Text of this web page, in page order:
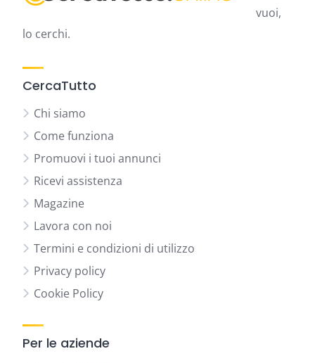
vuoi,
lo cerchi.
CercaTutto
Chi siamo
Come funziona
Promuovi i tuoi annunci
Ricevi assistenza
Magazine
Lavora con noi
Termini e condizioni di utilizzo
Privacy policy
Cookie Policy
Per le aziende